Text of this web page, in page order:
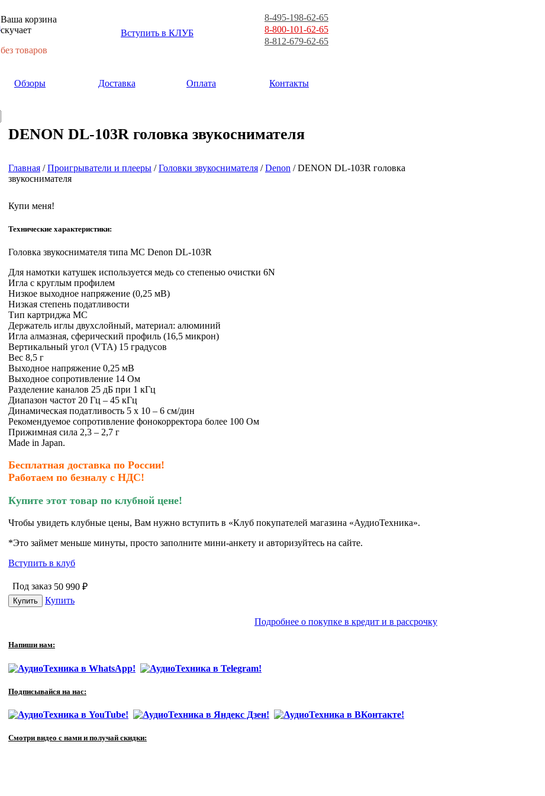
Ваша корзина
скучает
без товаров
Вступить в КЛУБ
8-495-198-62-65
8-800-101-62-65
8-812-679-62-65
Обзоры Доставка Оплата Контакты
DENON DL-103R головка звукоснимателя
Главная /Проигрыватели и плееры /Головки звукоснимателя /Denon / DENON DL-103R головка
звукоснимателя
Купи меня!
Технические характеристики:
Головка звукоснимателя типа MC Denon DL-103R
Для намотки катушек используется медь со степенью очистки 6N
Игла с круглым профилем
Низкое выходное напряжение (0,25 мВ)
Низкая степень податливости
Тип картриджа MC
Держатель иглы двухслойный, материал: алюминий
Игла алмазная, сферический профиль (16,5 микрон)
Вертикальный угол (VTA) 15 градусов
Вес 8,5 г
Выходное напряжение 0,25 мВ
Выходное сопротивление 14 Ом
Разделение каналов 25 дБ при 1 кГц
Диапазон частот 20 Гц – 45 кГц
Динамическая податливость 5 х 10 – 6 см/дин
Рекомендуемое сопротивление фонокорректора более 100 Ом
Прижимная сила 2,3 – 2,7 г
Made in Japan.
Бесплатная доставка по России!
Работаем по безналу с НДС!
Купите этот товар по клубной цене!
Чтобы увидеть клубные цены, Вам нужно вступить в «Клуб покупателей магазина «АудиоТехника».
*Это займет меньше минуты, просто заполните мини-анкету и авторизуйтесь на сайте.
Вступить в клуб
Под заказ 50 990 ₽
Купить
Подробнее о покупке в кредит и в рассрочку
Напиши нам:
Подписывайся на нас:
Смотри видео с нами и получай скидки: